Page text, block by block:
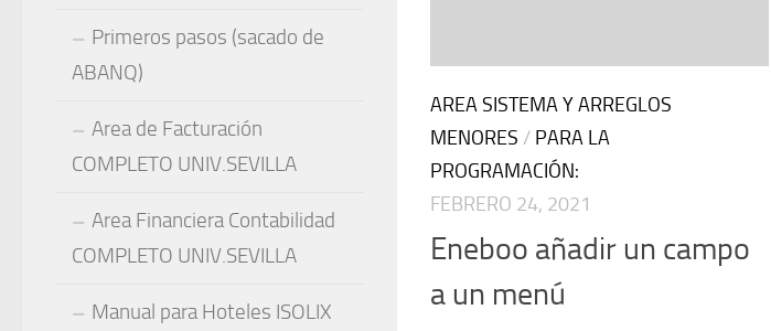
AREA SISTEMA Y ARREGLOS
MENORES / PARA LA
PROGRAMACIÓN:
FEBRERO 24, 2021
Eneboo añadir un campo
a un menú
Primeros pasos (sacado de
ABANQ)
Area de Facturación
COMPLETO UNIV.SEVILLA
Area Financiera Contabilidad
COMPLETO UNIV.SEVILLA
Manual para Hoteles ISOLIX